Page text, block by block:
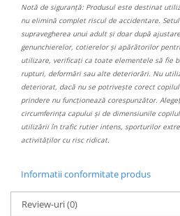
Notă de siguranță: Produsul este destinat
nu elimină complet riscul de accidentare.
supravegherea unui adult și doar după
genunchierelor, cotierelor și apărătorilor
utilizare, verificați ca toate elementele să fie
rupturi, deformări sau alte deteriorări. Nu
deteriorat, dacă nu se potrivește corect
prindere nu funcționează corespunzător.
circumferința capului și de dimensiunile
utilizării în trafic rutier intens, sporturilor
activităților cu risc ridicat.
Informatii conformitate produs
Review-uri(0)